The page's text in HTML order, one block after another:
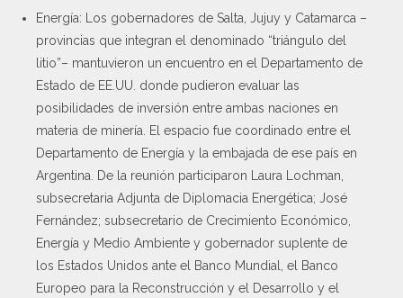
Energía: Los gobernadores de Salta, Jujuy y Catamarca –
provincias que integran el denominado “triángulo del
litio”– mantuvieron un encuentro en el Departamento de
Estado de EE.UU. donde pudieron evaluar las
posibilidades de inversión entre ambas naciones en
materia de minería. El espacio fue coordinado entre el
Departamento de Energía y la embajada de ese país en
Argentina. De la reunión participaron Laura Lochman,
subsecretaria Adjunta de Diplomacia Energética; José
Fernández; subsecretario de Crecimiento Económico,
Energía y Medio Ambiente y gobernador suplente de
los Estados Unidos ante el Banco Mundial, el Banco
Europeo para la Reconstrucción y el Desarrollo y el